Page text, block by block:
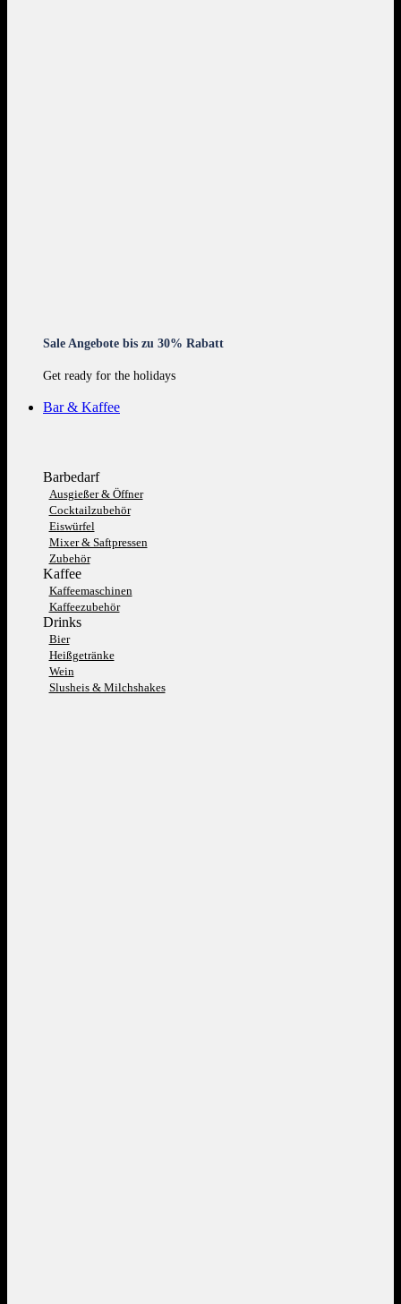
Sale Angebote bis zu 30% Rabatt
Get ready for the holidays
Bar & Kaffee
Barbedarf
Ausgießer & Öffner
Cocktailzubehör
Eiswürfel
Mixer & Saftpressen
Zubehör
Kaffee
Kaffeemaschinen
Kaffeezubehör
Drinks
Bier
Heißgetränke
Wein
Slusheis & Milchshakes